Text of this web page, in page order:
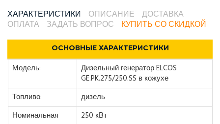
ХАРАКТЕРИСТИКИ ОПИСАНИЕ
ДОСТАВКА
ОПЛАТА
ЗАДАТЬ ВОПРОС КУПИТЬ СО СКИДКОЙ
ОСНОВНЫЕ ХАРАКТЕРИСТИКИ
Модель:
Дизельный генератор ELCOS
GE.PK.275/250.SS в кожухе
Топливо:
дизель
Номинальная
250 кВт